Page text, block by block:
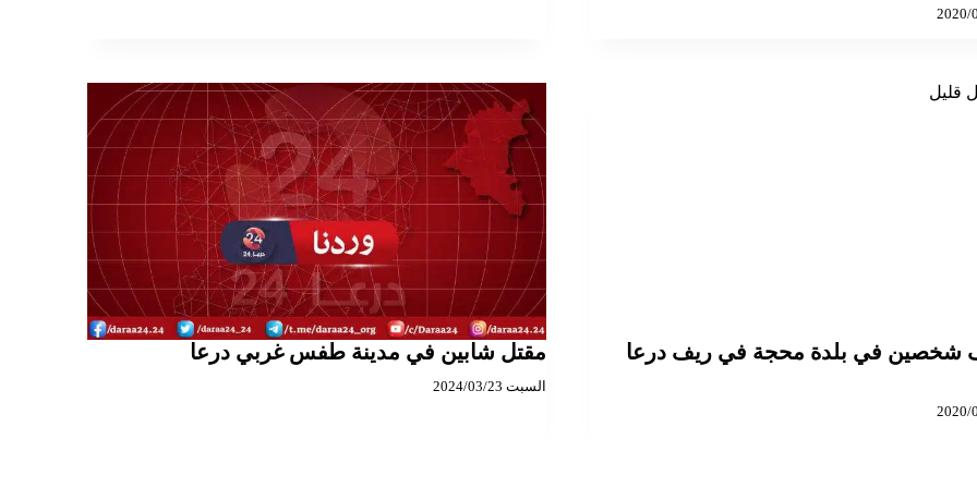
شخصين في بلدة محجة في ريف درعا
مقتل شابين في مدينة طفس غربي درعا
السبت 2024/03/23